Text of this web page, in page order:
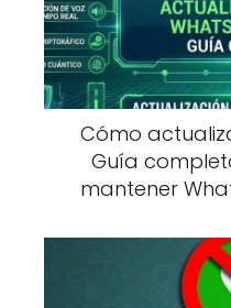
Cómo
Guía
mantener